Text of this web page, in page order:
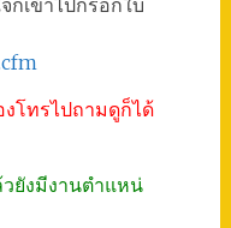
โทรไปถามดูก็ได้
ยังมีงานตำแหน่